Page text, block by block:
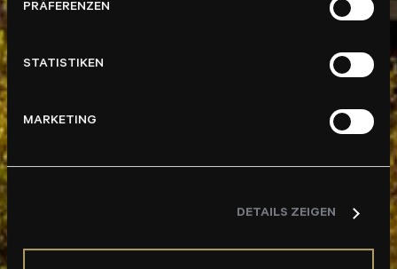
PRÄFERENZEN
STATISTIKEN
MARKETING
DETAILS ZEIGEN